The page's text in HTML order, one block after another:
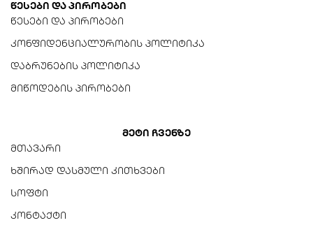
წესები და პირობები
წესები და პირობები
კონფიდენციალურობის პოლიტიკა
დაბრუნების პოლიტიკა
მიწოდების პირობები
მეტი ჩვენზე
მთავარი
ხშირად დასმული კითხვები
სოფტი
კონტაქტი